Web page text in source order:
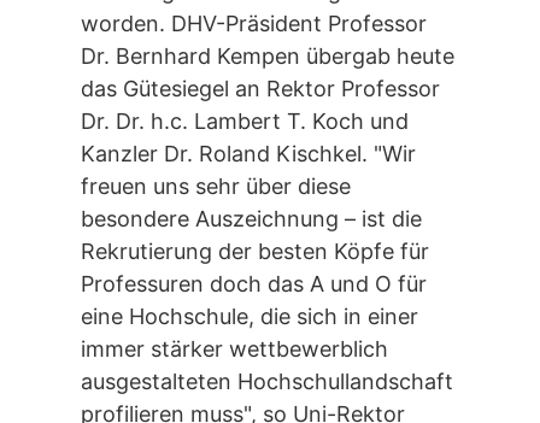
worden. DHV-Präsident Professor
Dr. Bernhard Kempen übergab heute
das Gütesiegel an Rektor Professor
Dr. Dr. h.c. Lambert T. Koch und
Kanzler Dr. Roland Kischkel. "Wir
freuen uns sehr über diese
besondere Auszeichnung – ist die
Rekrutierung der besten Köpfe für
Professuren doch das A und O für
eine Hochschule, die sich in einer
immer stärker wettbewerblich
ausgestalteten Hochschullandschaft
profilieren muss", so Uni-Rektor